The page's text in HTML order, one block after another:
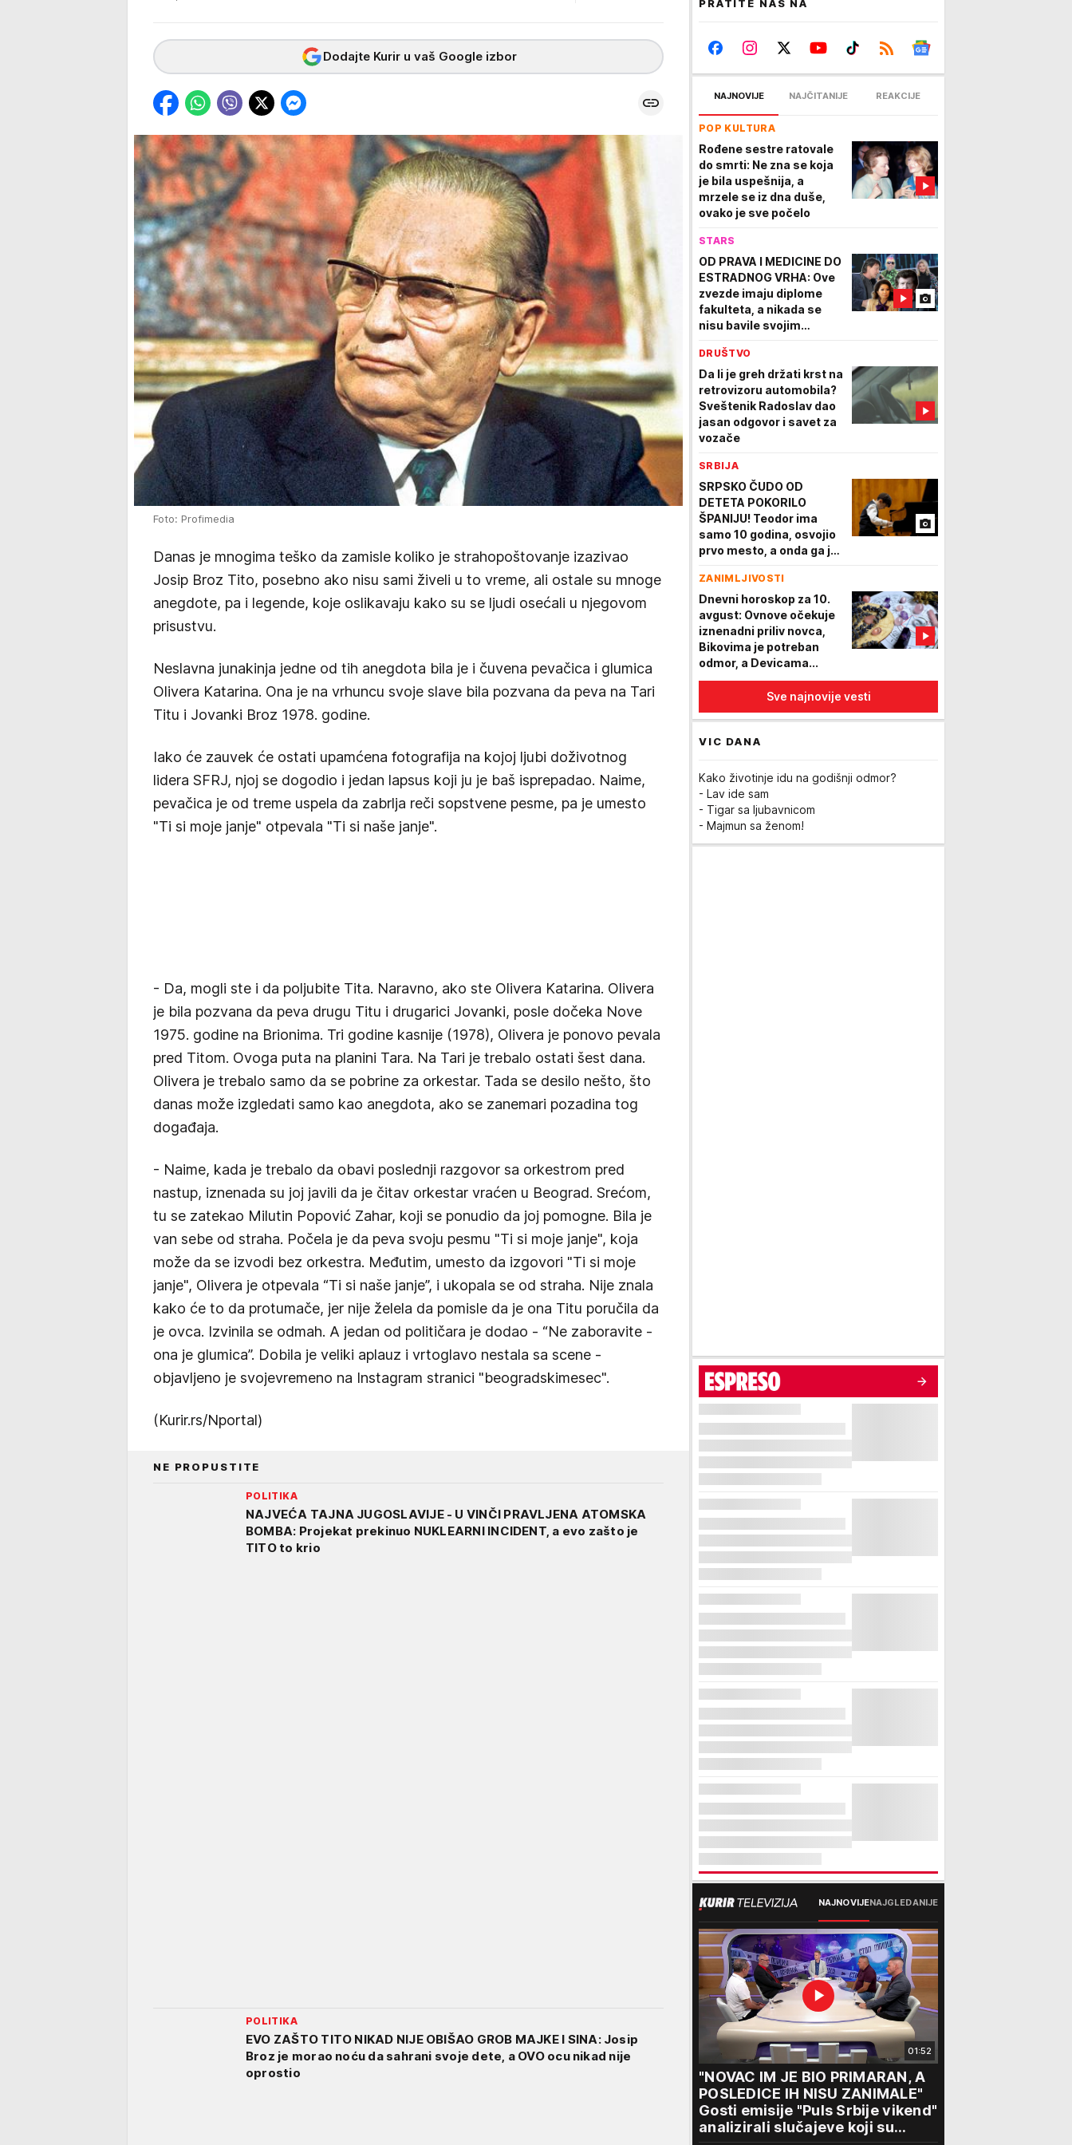
Dodajte Kurir u vaš Google izbor
Foto: Profimedia
Danas je mnogima teško da zamisle koliko je strahopoštovanje izazivao
Josip Broz Tito, posebno ako nisu sami živeli u to vreme, ali ostale su mnoge
anegdote, pa i legende, koje oslikavaju kako su se ljudi osećali u njegovom
prisustvu.
Neslavna junakinja jedne od tih anegdota bila je i čuvena pevačica i glumica
Olivera Katarina. Ona je na vrhuncu svoje slave bila pozvana da peva na Tari
Titu i Jovanki Broz 1978. godine.
Iako će zauvek će ostati upamćena fotografija na kojoj ljubi doživotnog
lidera SFRJ, njoj se dogodio i jedan lapsus koji ju je baš isprepadao. Naime,
pevačica je od treme uspela da zabrlja reči sopstvene pesme, pa je umesto
"Ti si moje janje" otpevala "Ti si naše janje".
- Da, mogli ste i da poljubite Tita. Naravno, ako ste Olivera Katarina. Olivera
je bila pozvana da peva drugu Titu i drugarici Jovanki, posle dočeka Nove
1975. godine na Brionima. Tri godine kasnije (1978), Olivera je ponovo pevala
pred Titom. Ovoga puta na planini Tara. Na Tari je trebalo ostati šest dana.
Olivera je trebalo samo da se pobrine za orkestar. Tada se desilo nešto, što
danas može izgledati samo kao anegdota, ako se zanemari pozadina tog
događaja.
- Naime, kada je trebalo da obavi poslednji razgovor sa orkestrom pred
nastup, iznenada su joj javili da je čitav orkestar vraćen u Beograd. Srećom,
tu se zatekao Milutin Popović Zahar, koji se ponudio da joj pomogne. Bila je
van sebe od straha. Počela je da peva svoju pesmu "Ti si moje janje", koja
može da se izvodi bez orkestra. Međutim, umesto da izgovori "Ti si moje
janje", Olivera je otpevala “Ti si naše janje”, i ukopala se od straha. Nije znala
kako će to da protumače, jer nije želela da pomisle da je ona Titu poručila da
je ovca. Izvinila se odmah. A jedan od političara je dodao - “Ne zaboravite -
ona je glumica”. Dobila je veliki aplauz i vrtoglavo nestala sa scene -
objavljeno je svojevremeno na Instagram stranici "beogradskimesec".
(Kurir.rs/Nportal)
NE PROPUSTITE
POLITIKA
NAJVEĆA TAJNA JUGOSLAVIJE - U VINČI PRAVLJENA ATOMSKA
BOMBA: Projekat prekinuo NUKLEARNI INCIDENT, a evo zašto je
TITO to krio
POLITIKA
EVO ZAŠTO TITO NIKAD NIJE OBIŠAO GROB MAJKE I SINA: Josip
Broz je morao noću da sahrani svoje dete, a OVO ocu nikad nije
oprostio
PRATITE NAS NA
NAJNOVIJE NAJČITANIJE REAKCIJE
POP KULTURA
Rođene sestre ratovale
do smrti: Ne zna se koja
je bila uspešnija, a
mrzele se iz dna duše,
ovako je sve počelo
STARS
OD PRAVA I MEDICINE DO
ESTRADNOG VRHA: Ove
zvezde imaju diplome
fakulteta, a nikada se
nisu bavile svojim
DRUŠTVO
Da li je greh držati krst na
retrovizoru automobila?
Sveštenik Radoslav dao
jasan odgovor i savet za
vozače
SRBIJA
SRPSKO ČUDO OD
DETETA POKORILO
ŠPANIJU! Teodor ima
samo 10 godina, osvojio
prvo mesto, a onda ga je
Marta Argerič
ZANIMLJIVOSTI
Dnevni horoskop za 10.
avgust: Ovnove očekuje
iznenadni priliv novca,
Bikovima je potreban
odmor, a Devicama...
Sve najnovije vesti
VIC DANA
Kako životinje idu na godišnji odmor?
- Lav ide sam
- Tigar sa ljubavnicom
- Majmun sa ženom!
NAJNOVIJENAJGLEDANIJE
01:52
"NOVAC IM JE BIO PRIMARAN, A
POSLEDICE IH NISU ZANIMALE"
Gosti emisije "Puls Srbije vikend"
analizirali slučajeve koji su